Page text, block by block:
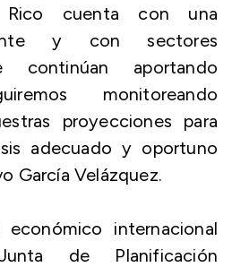
Rico cuenta con una
y con sectores
continúan aportando
monitoreando
proyecciones para
adecuado y oportuno
García Velázquez.
internacional
de Planificación